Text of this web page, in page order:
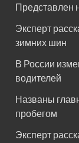
Представлен
Эксперт
зимних шин
В России
водителей
Названы
пробегом
Эксперт